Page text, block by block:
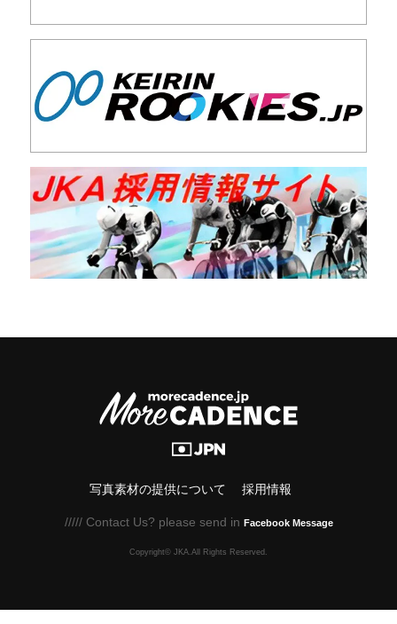
写真素材の提供について 採用情報
///// Contact Us? please send in Facebook Message
Copyright© JKA.All Rights Reserved.